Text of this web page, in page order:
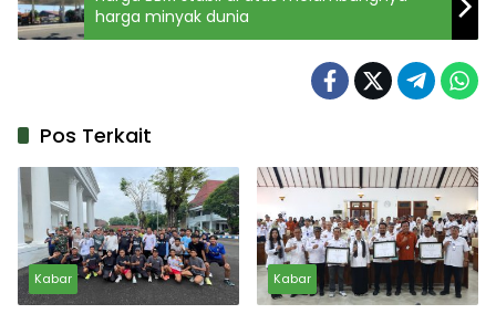
harga minyak dunia
Pos Terkait
Kabar Kabar